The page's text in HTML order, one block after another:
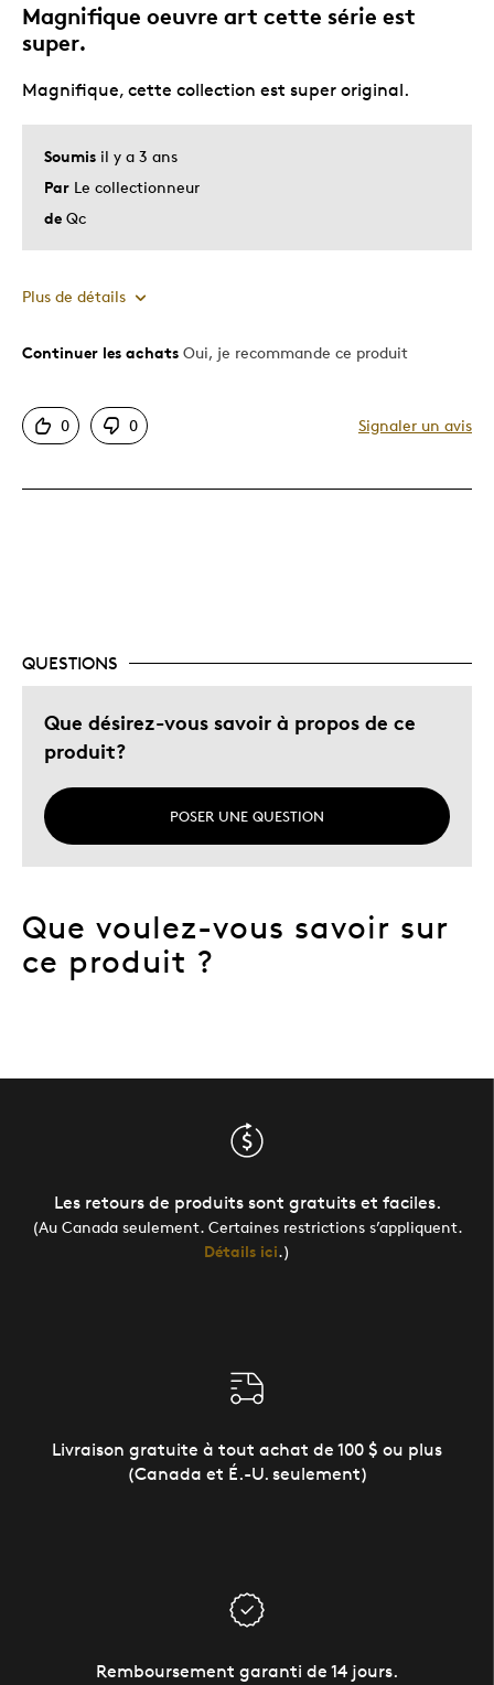
Magnifique oeuvre art cette série est
super.
Soumis il y a 3 ans
Par Le collectionneur
de Qc
Magnifique, cette collection est super original.
Plus de détails
Le pour
Original
Continuer les achats Oui, je recommande ce produit
0 0 Signaler un avis
QUESTIONS
Que désirez-vous savoir à propos de ce
produit?
POSER UNE QUESTION
Que voulez-vous savoir sur
ce produit ?
Les retours de produits sont gratuits et faciles.
(Au Canada seulement. Certaines restrictions s’appliquent.
Détails ici.)
Livraison gratuite à tout achat de 100 $ ou plus
(Canada et É.-U. seulement)
Remboursement garanti de 14 jours.